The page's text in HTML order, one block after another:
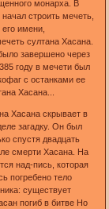
монарха. В
строить мечеть,
имени,
султана Хасана.
завершено через
году в мечети был
с останками ее
Хасана...
Хасана скрывает в
загадку. Он был
спустя двадцать
смерти Хасана. На
над-пись, которая
погребено тело
существует
погиб в битве Но